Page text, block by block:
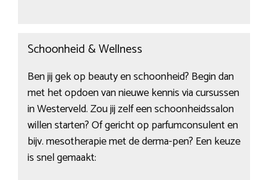
Schoonheid & Wellness
Ben jij gek op beauty en schoonheid? Begin dan
met het opdoen van nieuwe kennis via cursussen
in Westerveld. Zou jij zelf een schoonheidssalon
willen starten? Of gericht op parfumconsulent en
bijv. mesotherapie met de derma-pen? Een keuze
is snel gemaakt: